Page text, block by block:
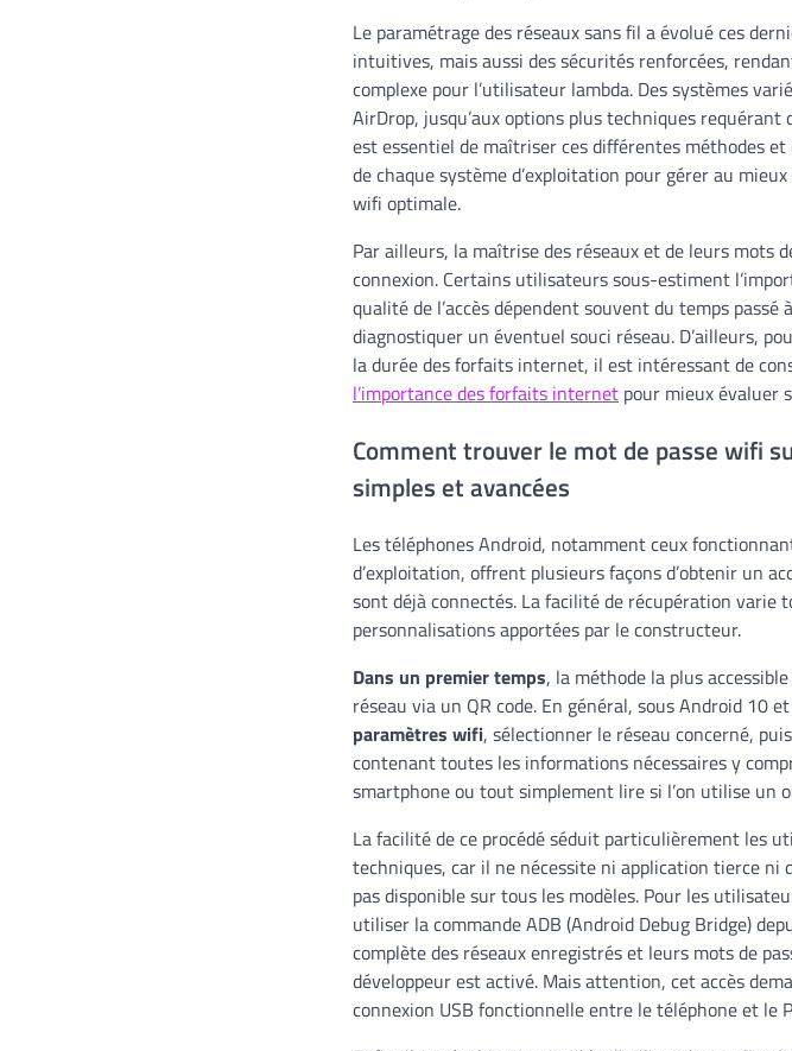
Le paramétrage des réseaux sans fil a évolué ces
intuitives, mais aussi des sécurités renforcées,
complexe pour l’utilisateur lambda. Des systèmes
AirDrop, jusqu’aux options plus techniques
est essentiel de maîtriser ces différentes méthodes
de chaque système d’exploitation pour gérer au mieux
wifi optimale.
Par ailleurs, la maîtrise des réseaux et de leurs mots
connexion. Certains utilisateurs sous-estiment
qualité de l’accès dépendent souvent du temps
diagnostiquer un éventuel souci réseau. D’ailleurs,
la durée des forfaits internet, il est intéressant de
l’importance des forfaits internet pour mieux évaluer
Comment trouver le mot de passe wifi
simples et avancées
Les téléphones Android, notamment ceux
d’exploitation, offrent plusieurs façons d’obtenir un
sont déjà connectés. La facilité de récupération varie
personnalisations apportées par le constructeur.
Dans un premier temps, la méthode la plus
réseau via un QR code. En général, sous Android 10
paramètres wifi, sélectionner le réseau concerné,
contenant toutes les informations nécessaires y
smartphone ou tout simplement lire si l’on utilise un
La facilité de ce procédé séduit particulièrement les
techniques, car il ne nécessite ni application tierce
pas disponible sur tous les modèles. Pour les
utiliser la commande ADB (Android Debug Bridge)
complète des réseaux enregistrés et leurs mots de
développeur est activé. Mais attention, cet accès
connexion USB fonctionnelle entre le téléphone et le